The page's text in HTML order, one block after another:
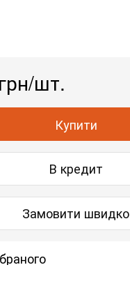
шт.
Купити
В кредит
Замовити швидко